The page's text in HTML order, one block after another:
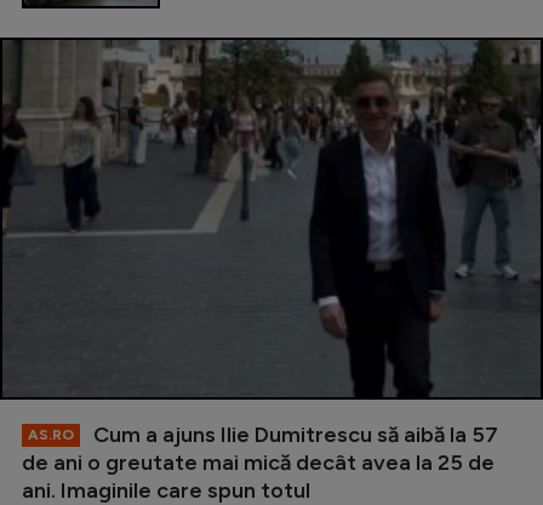
AS.RO
Cum a ajuns Ilie Dumitrescu să aibă la 57
de ani o greutate mai mică decât avea la 25 de
ani. Imaginile care spun totul